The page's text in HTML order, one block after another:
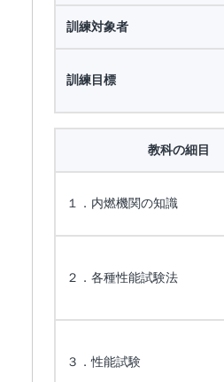
訓練対象者
訓練目標
教科の細目
１．内燃機関の知識
２．各種性能試験法
３．性能試験